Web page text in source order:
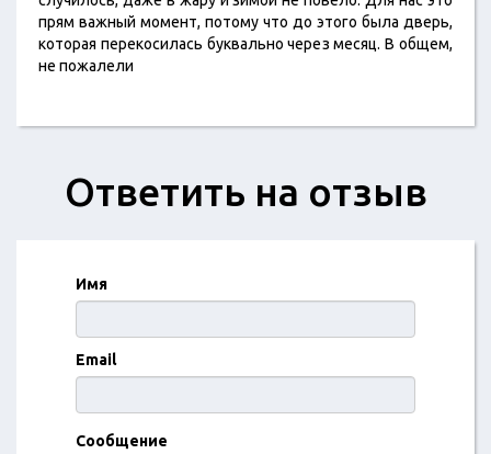
прям важный момент, потому что до этого была дверь,
которая перекосилась буквально через месяц. В общем,
не пожалели
Ответить на отзыв
Имя
Email
Сообщение